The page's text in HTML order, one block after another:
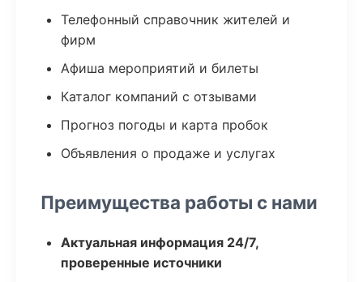
Телефонный справочник жителей и
фирм
Афиша мероприятий и билеты
Каталог компаний с отзывами
Прогноз погоды и карта пробок
Объявления о продаже и услугах
Преимущества работы с нами
Актуальная информация 24/7,
проверенные источники